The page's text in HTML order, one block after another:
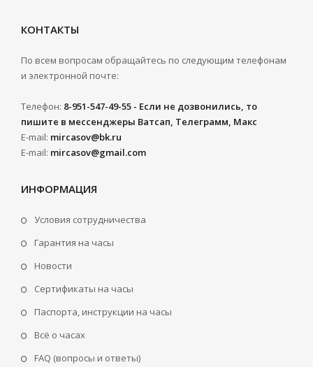
КОНТАКТЫ
По всем вопросам обращайтесь по следующим телефонам
и электронной почте:
Телефон: 8-951-547-49-55 - Если не дозвонились, то
пишите в мессенджеры Ватсап, Телеграмм, Макс
E-mail: mircasov@bk.ru
E-mail: mircasov@gmail.com
ИНФОРМАЦИЯ
Условия сотрудничества
Гарантия на часы
Новости
Сертификаты на часы
Паспорта, инструкции на часы
Всё о часах
FAQ (вопросы и ответы)